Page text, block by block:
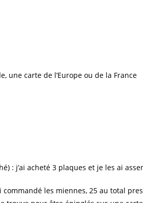
une carte de l’Europe ou de la France
: j’ai acheté 3 plaques et je les ai
commandé les miennes, 25 au total